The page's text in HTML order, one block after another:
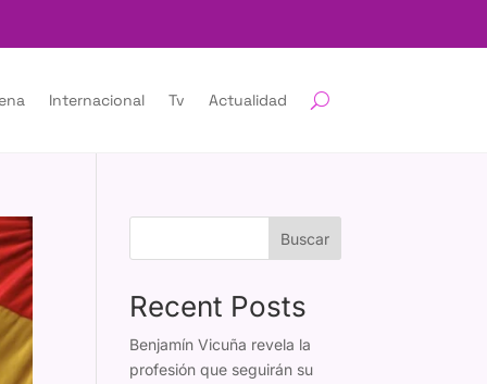
Internacional Tv Actualidad
Buscar
Recent Posts
Benjamín Vicuña revela la
profesión que seguirán su